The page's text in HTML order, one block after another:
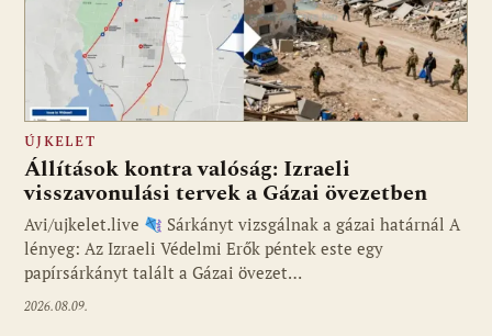
ÚJKELET
Állítások kontra valóság: Izraeli
visszavonulási tervek a Gázai övezetben
Avi/ujkelet.live
Sárkányt vizsgálnak a gázai határnál A
lényeg: Az Izraeli Védelmi Erők péntek este egy
papírsárkányt talált a Gázai övezet…
2026.08.09.